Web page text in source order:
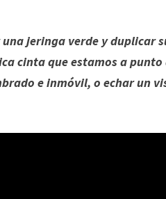
jeringa verde y duplicar
cinta que estamos a punto
e inmóvil, o echar un